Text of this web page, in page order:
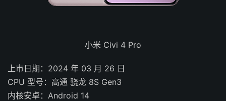
小米 Civi 4 Pro
上市日期：2024 年 03 月 26 日
CPU 型号：高通 骁龙 8S Gen3
内核安卓：Android 14